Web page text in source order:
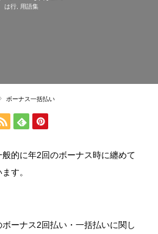
は行 用語集
ボーナス一括払い
的に年2回のボーナス時に纏めて
す。
ーナス2回払い・一括払いに関し